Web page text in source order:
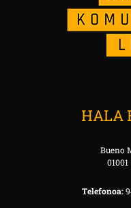
HALA
Bueno
Telefonoa: